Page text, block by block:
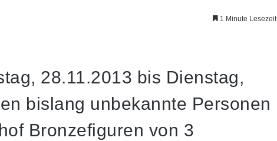
1 Minute Lesezeit
28.11.2013 bis Dienstag,
bislang unbekannte Personen
Bronzefiguren von 3